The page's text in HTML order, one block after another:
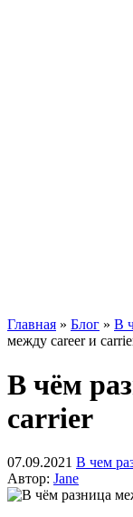
Главная » Блог » В
между career и
В чём
carrier
07.09.2021 В чем
Автор: Jane